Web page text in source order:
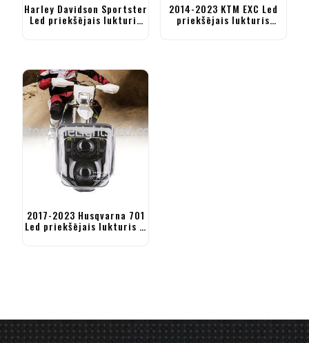
Harley Davidson Sportster
Led priekšējais lukturis
2014-2023 KTM EXC Led
priekšējais lukturis
2017-2023 Husqvarna 701
Led priekšējais lukturis –